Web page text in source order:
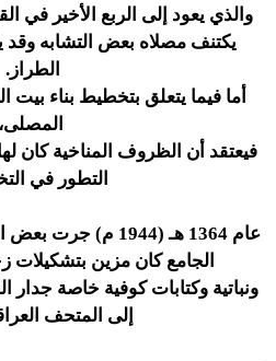
والذي يعود إلى الربع الأخير
يكتنف مصلاه بعض التشابه وقد
الطراز.
أما فيما يتعلق بتخطيط بناء بيت
المصلى،
فيعتقد أن الظروف المناخية كان
التطور في
عام 1364 هـ (1944 م)
الجامع كان مزين
ونباتية وكتابات كوفية خاصة جدار
إلى المتحف